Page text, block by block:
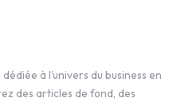
à l’univers du business en
des articles de fond, des